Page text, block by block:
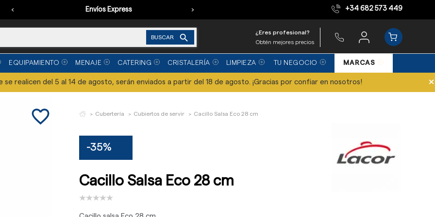
Envíos Express Equipo de expertos
‹ › +34 682 573 449
BUSCAR 
¿Eres profesional?
Obtén mejores precios
EQUIPAMIENTO MENAJE CATERING CRISTALERÍA LIMPIEZA TU NEGOCIO MARCAS
se realicen del 5 al 14 de agosto, serán enviados a partir del 18 de agosto. ¡Gracias por confiar en nosotros! ×
favorite_border Cubertería Cubiertos de servir Cacillo Salsa Eco 28 cm
-35%
Cacillo Salsa Eco 28 cm